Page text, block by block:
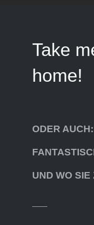
Take
home!
ODER AUCH:
UND WO SIE